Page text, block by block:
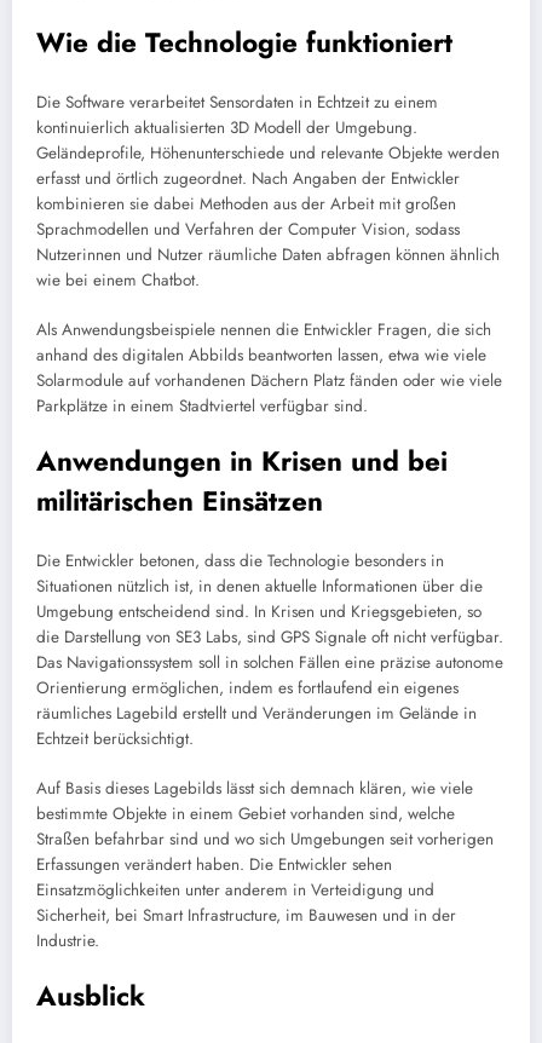
Wie die Technologie funktioniert
Die Software verarbeitet Sensordaten in Echtzeit zu einem
kontinuierlich aktualisierten 3D Modell der Umgebung.
Geländeprofile, Höhenunterschiede und relevante Objekte werden
erfasst und örtlich zugeordnet. Nach Angaben der Entwickler
kombinieren sie dabei Methoden aus der Arbeit mit großen
Sprachmodellen und Verfahren der Computer Vision, sodass
Nutzerinnen und Nutzer räumliche Daten abfragen können ähnlich
wie bei einem Chatbot.
Als Anwendungsbeispiele nennen die Entwickler Fragen, die sich
anhand des digitalen Abbilds beantworten lassen, etwa wie viele
Solarmodule auf vorhandenen Dächern Platz fänden oder wie viele
Parkplätze in einem Stadtviertel verfügbar sind.
Anwendungen in Krisen und bei
militärischen Einsätzen
Die Entwickler betonen, dass die Technologie besonders in
Situationen nützlich ist, in denen aktuelle Informationen über die
Umgebung entscheidend sind. In Krisen und Kriegsgebieten, so
die Darstellung von SE3 Labs, sind GPS Signale oft nicht verfügbar.
Das Navigationssystem soll in solchen Fällen eine präzise autonome
Orientierung ermöglichen, indem es fortlaufend ein eigenes
räumliches Lagebild erstellt und Veränderungen im Gelände in
Echtzeit berücksichtigt.
Auf Basis dieses Lagebilds lässt sich demnach klären, wie viele
bestimmte Objekte in einem Gebiet vorhanden sind, welche
Straßen befahrbar sind und wo sich Umgebungen seit vorherigen
Erfassungen verändert haben. Die Entwickler sehen
Einsatzmöglichkeiten unter anderem in Verteidigung und
Sicherheit, bei Smart Infrastructure, im Bauwesen und in der
Industrie.
Ausblick